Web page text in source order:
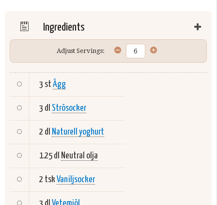
Ingredients
Adjust Servings:
3 st Ägg
3 dl Strösocker
2 dl Naturell yoghurt
1.25 dl Neutral olja
2 tsk Vaniljsocker